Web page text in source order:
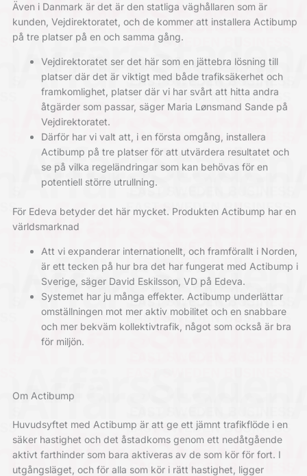
Även i Danmark är det är den statliga väghållaren som är
kunden, Vejdirektoratet, och de kommer att installera Actibump
på tre platser på en och samma gång.
Vejdirektoratet ser det här som en jättebra lösning till
platser där det är viktigt med både trafiksäkerhet och
framkomlighet, platser där vi har svårt att hitta andra
åtgärder som passar, säger Maria Lønsmand Sande på
Vejdirektoratet.
Därför har vi valt att, i en första omgång, installera
Actibump på tre platser för att utvärdera resultatet och
se på vilka regeländringar som kan behövas för en
potentiell större utrullning.
För Edeva betyder det här mycket. Produkten Actibump har en
världsmarknad
Att vi expanderar internationellt, och framförallt i Norden,
är ett tecken på hur bra det har fungerat med Actibump i
Sverige, säger David Eskilsson, VD på Edeva.
Systemet har ju många effekter. Actibump underlättar
omställningen mot mer aktiv mobilitet och en snabbare
och mer bekväm kollektivtrafik, något som också är bra
för miljön.
Om Actibump
Huvudsyftet med Actibump är att ge ett jämnt trafikflöde i en
säker hastighet och det åstadkoms genom ett nedåtgående
aktivt farthinder som bara aktiveras av de som kör för fort. I
utgångsläget, och för alla som kör i rätt hastighet, ligger